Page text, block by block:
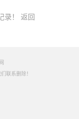
录！ 返回
联系删除！